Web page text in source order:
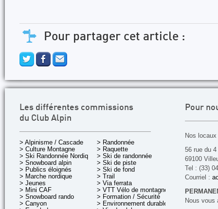
Pour partager cet article :
Les différentes commissions
du Club Alpin
> Alpinisme / Cascade
> Culture Montagne
> Ski Randonnée Nordique
> Snowboard alpin
> Publics éloignés
> Marche nordique
> Jeunes
> Mini CAF
> Snowboard rando
> Canyon
> Randonnée
> Raquette
> Ski de randonnée
> Ski de piste
> Ski de fond
> Trail
> Via ferrata
> VTT Vélo de montagne
> Formation / Sécurité
> Environnement durable
Pour
Nos
56 rue du
69100
Tel : (33)
Courriel :
Nous vous